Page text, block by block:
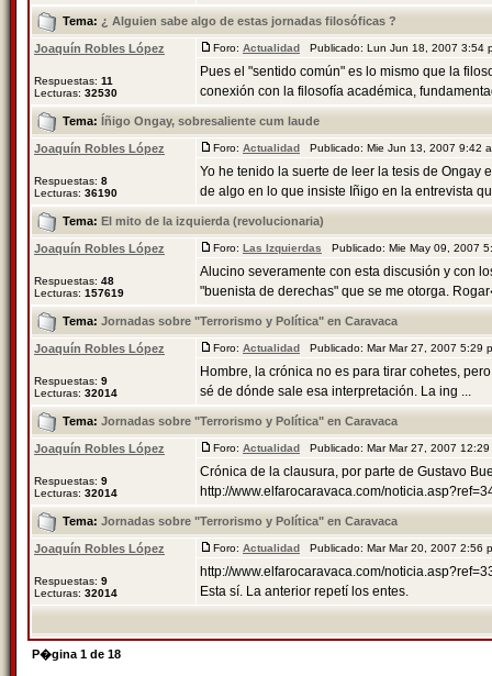
Tema: ¿ Alguien sabe algo de estas jornadas filosóficas ?
Joaquín Robles López
Respuestas: 11
Lecturas: 32530
Foro: Actualidad Publicado: Lun Jun 18, 2007
Pues el "sentido común" es lo mismo que la
conexión con la filosofía académica,
Tema: Íñigo Ongay, sobresaliente cum laude
Joaquín Robles López
Respuestas: 8
Lecturas: 36190
Foro: Actualidad Publicado: Mie Jun 13, 2007 9:42
Yo he tenido la suerte de leer la tesis de Ongay
de algo en lo que insiste Iñigo en la entrevista
Tema: El mito de la izquierda (revolucionaria)
Joaquín Robles López
Respuestas: 48
Lecturas: 157619
Foro: Las Izquierdas Publicado: Mie May 09, 2007
Alucino severamente con esta discusión y con
"buenista de derechas" que se me otorga.
Tema: Jornadas sobre "Terrorismo y Política" en Caravaca
Joaquín Robles López
Respuestas: 9
Lecturas: 32014
Foro: Actualidad Publicado: Mar Mar 27, 2007
Hombre, la crónica no es para tirar cohetes,
sé de dónde sale esa interpretación. La ing ...
Tema: Jornadas sobre "Terrorismo y Política" en Caravaca
Joaquín Robles López
Respuestas: 9
Lecturas: 32014
Foro: Actualidad Publicado: Mar Mar 27, 2007
Crónica de la clausura, por parte de Gustavo
http://www.elfarocaravaca.com/
Tema: Jornadas sobre "Terrorismo y Política" en Caravaca
Joaquín Robles López
Respuestas: 9
Lecturas: 32014
Foro: Actualidad Publicado: Mar Mar 20, 2007
http://www.elfarocaravaca.com/
Esta sí. La anterior repetí los entes.
P�gina 1 de 18